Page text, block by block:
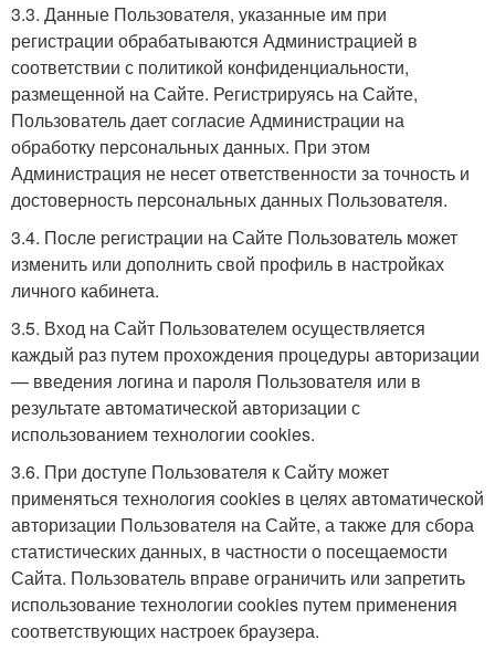
3.3. Данные Пользователя, указанные им при
регистрации обрабатываются Администрацией в
соответствии с политикой конфиденциальности,
размещенной на Сайте. Регистрируясь на Сайте,
Пользователь дает согласие Администрации на
обработку персональных данных. При этом
Администрация не несет ответственности за точность и
достоверность персональных данных Пользователя.
3.4. После регистрации на Сайте Пользователь может
изменить или дополнить свой профиль в настройках
личного кабинета.
3.5. Вход на Сайт Пользователем осуществляется
каждый раз путем прохождения процедуры авторизации
— введения логина и пароля Пользователя или в
результате автоматической авторизации с
использованием технологии cookies.
3.6. При доступе Пользователя к Сайту может
применяться технология cookies в целях автоматической
авторизации Пользователя на Сайте, а также для сбора
статистических данных, в частности о посещаемости
Сайта. Пользователь вправе ограничить или запретить
использование технологии cookies путем применения
соответствующих настроек браузера.